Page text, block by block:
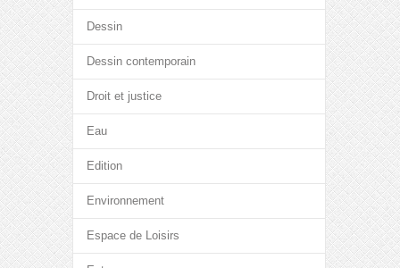
Dessin
Dessin contemporain
Droit et justice
Eau
Edition
Environnement
Espace de Loisirs